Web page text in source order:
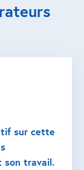
sur cette
son travail.